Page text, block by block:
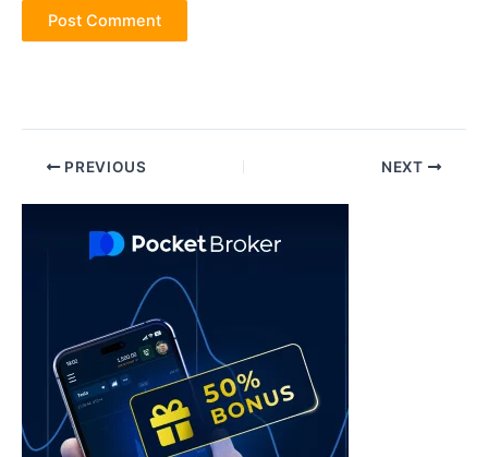
Post PREVIOUS NEXT